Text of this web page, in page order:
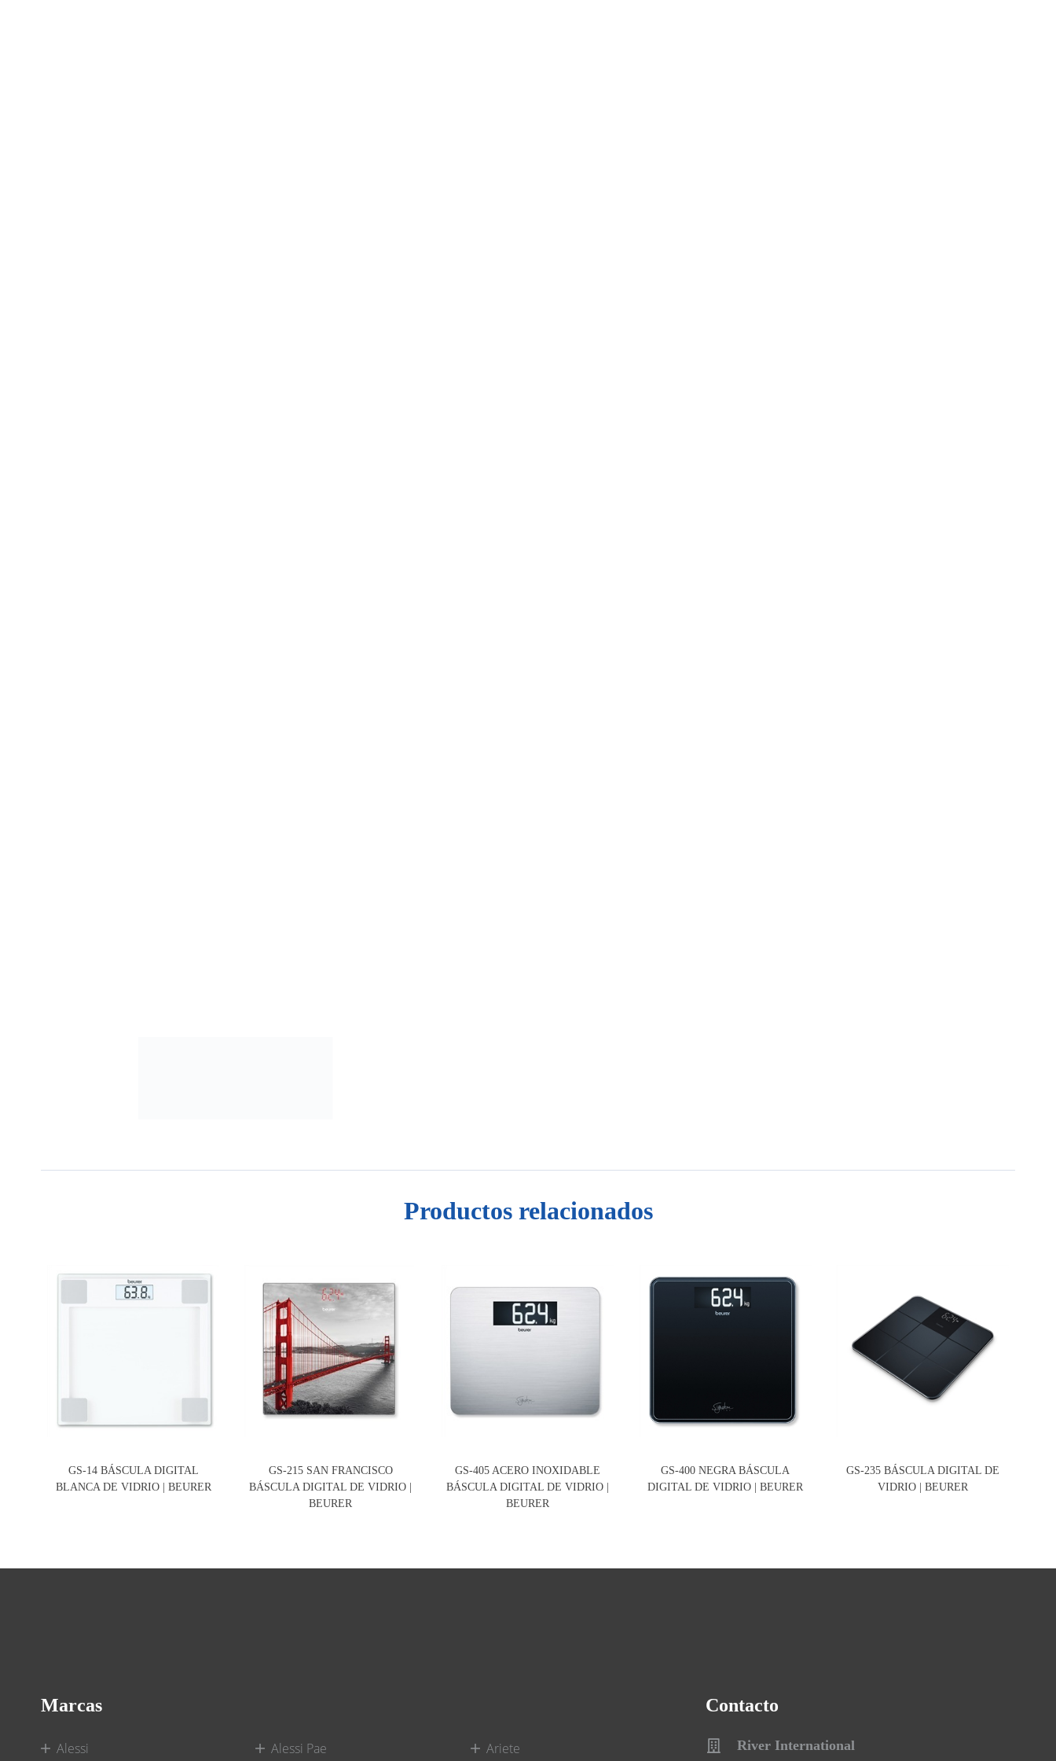
Productos relacionados
GS-14 BÁSCULA DIGITAL
BLANCA DE VIDRIO | BEURER
GS-215 SAN FRANCISCO
BÁSCULA DIGITAL DE VIDRIO |
BEURER
GS-405 ACERO INOXIDABLE
BÁSCULA DIGITAL DE VIDRIO |
BEURER
GS-400 NEGRA BÁSCULA
DIGITAL DE VIDRIO | BEURER
GS-235 BÁSCULA DIGITAL DE
VIDRIO | BEURER
Marcas
Alessi Alessi Pae Ariete
Contacto
River International